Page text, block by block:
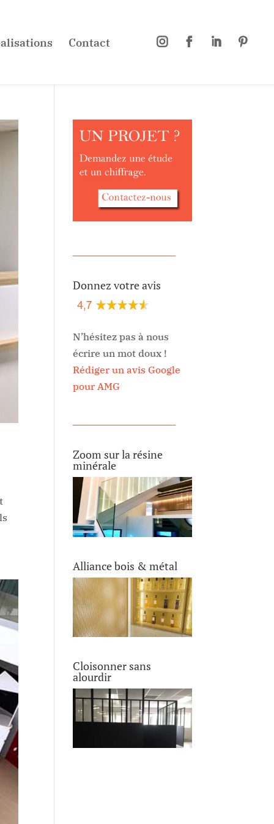
Contact    
Donnez votre avis
N’hésitez pas à nous
écrire un mot doux !
Rédiger un avis Google
pour AMG
Zoom sur la résine
minérale
Alliance bois & métal
Cloisonner sans
alourdir